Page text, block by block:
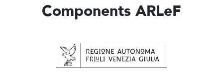
Components ARLeF